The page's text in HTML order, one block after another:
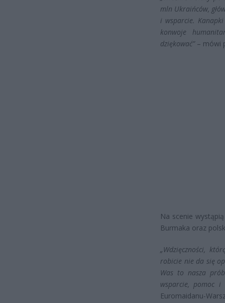
mln Ukraińców,
i wsparcie.
konwoje
dziękować”– mówi
Na scenie
Burmaka oraz
„Wdzięczności,
robicie nie da się
Was to nasza
wsparcie, pomoc i
Euromaidanu-